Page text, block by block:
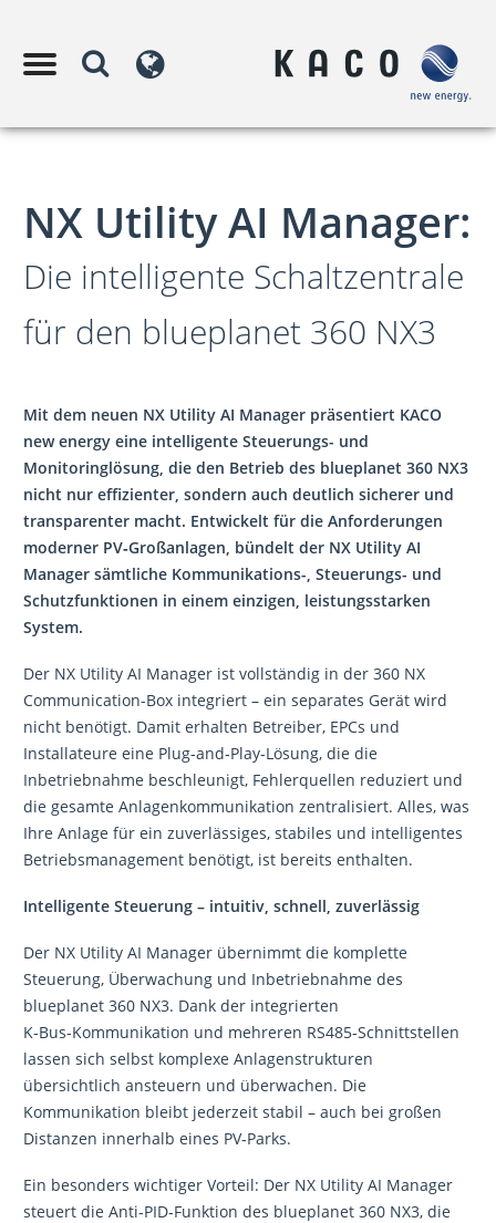
NX Utility AI Manager:
Die intelligente Schaltzentrale
für den blueplanet 360 NX3
Mit dem neuen NX Utility AI Manager präsentiert KACO
new energy eine intelligente Steuerungs- und
Monitoringlösung, die den Betrieb des blueplanet 360 NX3
nicht nur effizienter, sondern auch deutlich sicherer und
transparenter macht. Entwickelt für die Anforderungen
moderner PV‑Großanlagen, bündelt der NX Utility AI
Manager sämtliche Kommunikations-, Steuerungs- und
Schutzfunktionen in einem einzigen, leistungsstarken
System.
Der NX Utility AI Manager ist vollständig in der 360 NX
Communication-Box integriert – ein separates Gerät wird
nicht benötigt. Damit erhalten Betreiber, EPCs und
Installateure eine Plug‑and‑Play‑Lösung, die die
Inbetriebnahme beschleunigt, Fehlerquellen reduziert und
die gesamte Anlagenkommunikation zentralisiert. Alles, was
Ihre Anlage für ein zuverlässiges, stabiles und intelligentes
Betriebsmanagement benötigt, ist bereits enthalten.
Intelligente Steuerung – intuitiv, schnell, zuverlässig
Der NX Utility AI Manager übernimmt die komplette
Steuerung, Überwachung und Inbetriebnahme des
blueplanet 360 NX3. Dank der integrierten
K‑Bus‑Kommunikation und mehreren RS485‑Schnittstellen
lassen sich selbst komplexe Anlagenstrukturen
übersichtlich ansteuern und überwachen. Die
Kommunikation bleibt jederzeit stabil – auch bei großen
Distanzen innerhalb eines PV‑Parks.
Ein besonders wichtiger Vorteil: Der NX Utility AI Manager
steuert die Anti‑PID‑Funktion des blueplanet 360 NX3, die